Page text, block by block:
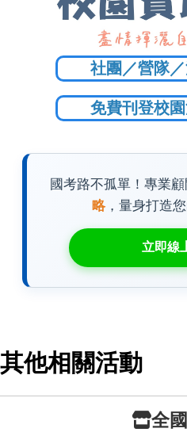
社團／營隊
免費刊登校
國考路不孤單！專業
略，量身打造您
立即線
其他相關活動
全